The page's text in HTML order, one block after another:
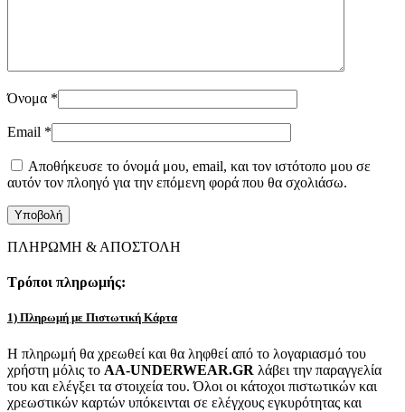
Όνομα *
Email *
Αποθήκευσε το όνομά μου, email, και τον ιστότοπο μου σε
αυτόν τον πλοηγό για την επόμενη φορά που θα σχολιάσω.
ΠΛΗΡΩΜΗ & ΑΠΟΣΤΟΛΗ
Τρόποι πληρωμής:
1) Πληρωμή με Πιστωτική Κάρτα
Η πληρωμή θα χρεωθεί και θα ληφθεί από το λογαριασμό του
χρήστη μόλις το AA-UNDERWEAR.GR λάβει την παραγγελία
του και ελέγξει τα στοιχεία του. Όλοι οι κάτοχοι πιστωτικών και
χρεωστικών καρτών υπόκεινται σε ελέγχους εγκυρότητας και